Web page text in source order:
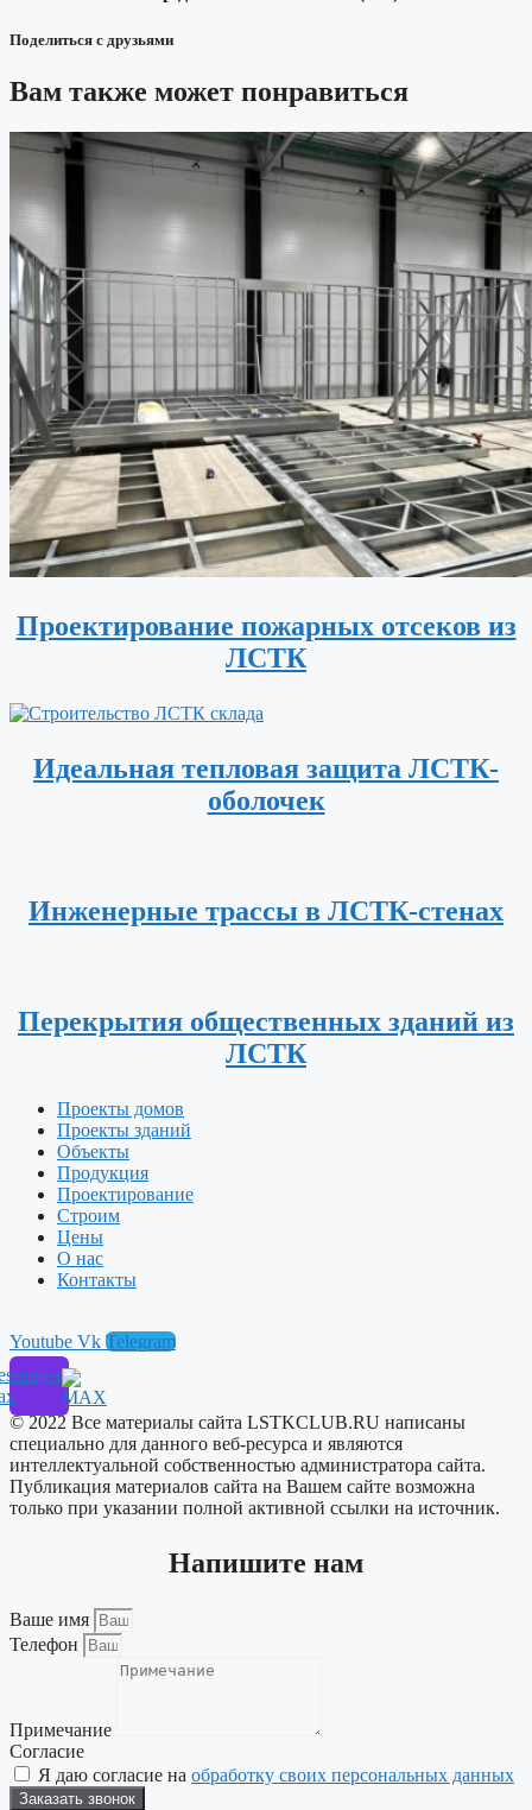
Поделиться с друзьями
Вам также может понравиться
Проектирование пожарных отсеков из
ЛСТК
Идеальная тепловая защита ЛСТК-
оболочек
Инженерные трассы в ЛСТК-стенах
Перекрытия общественных зданий из
ЛСТК
Проекты домов
Проекты зданий
Объекты
Продукция
Проектирование
Строим
Цены
О нас
Контакты
Youtube Vk Telegram
© 2022 Все материалы сайта LSTKCLUB.RU написаны
специально для данного веб-ресурса и являются
интеллектуальной собственностью администратора сайта.
Публикация материалов сайта на Вашем сайте возможна
только при указании полной активной ссылки на источник.
Напишите нам
Ваше имя
Телефон
Примечание
Согласие
Я даю согласие на обработку своих персональных данных
Заказать звонок